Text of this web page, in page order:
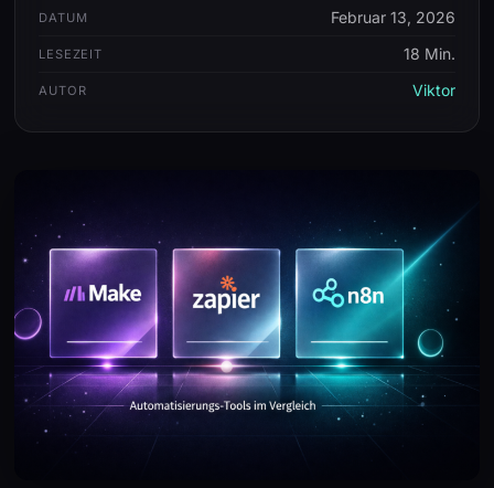
DATUM Februar 13, 2026
LESEZEIT 18 Min.
AUTOR Viktor